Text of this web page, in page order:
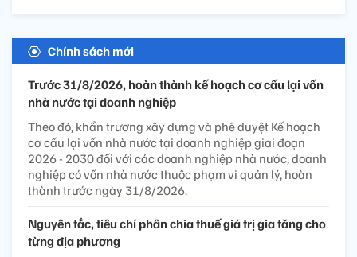
Chính sách mới
Trước 31/8/2026, hoàn thành kế hoạch cơ cấu lại vốn
nhà nước tại doanh nghiệp
Theo đó, khẩn trương xây dựng và phê duyệt Kế hoạch
cơ cấu lại vốn nhà nước tại doanh nghiệp giai đoạn
2026 - 2030 đối với các doanh nghiệp nhà nước, doanh
nghiệp có vốn nhà nước thuộc phạm vi quản lý, hoàn
thành trước ngày 31/8/2026.
Nguyên tắc, tiêu chí phân chia thuế giá trị gia tăng cho
từng địa phương